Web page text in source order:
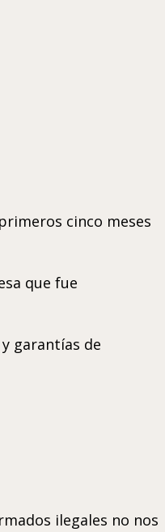
cinco meses
que fue
garantías de
ilegales no nos